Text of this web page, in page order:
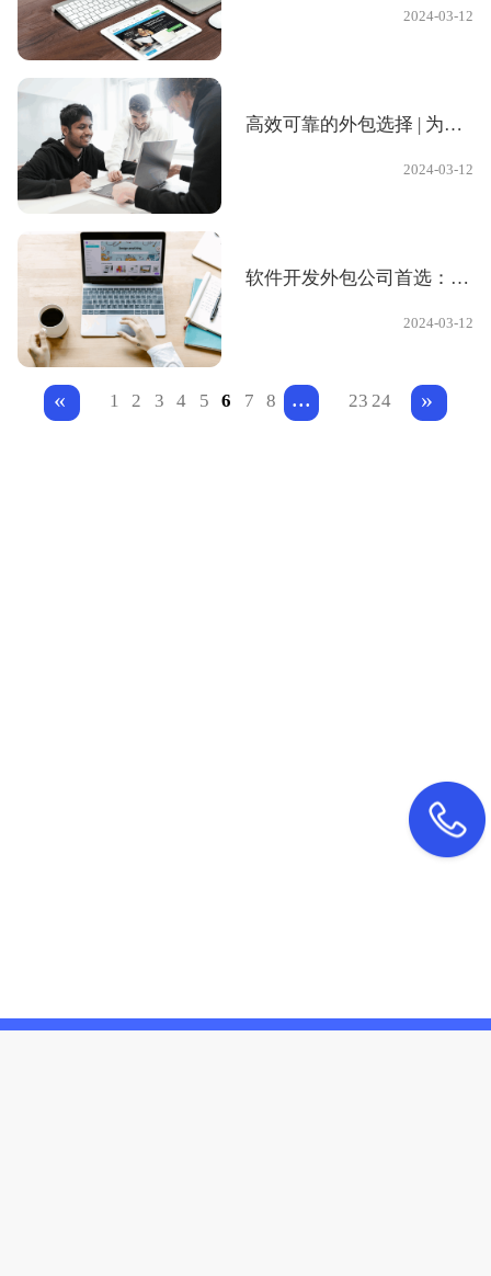
2024-03-12
高效可靠的外包选择 | 为您的企业提供全面的软件外包服务
2024-03-12
软件开发外包公司首选：品质与效率并重
2024-03-12
« 1 2 3 4 5 6 7 8 ... 23 24 »